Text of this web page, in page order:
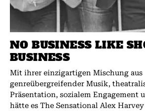
NO BUSINESS LIKE
BUSINESS
Mit ihrer einzigartigen Mischung aus
genreübergreifender Musik,
Präsentation, sozialem Engagement
hätte es The Sensational Alex